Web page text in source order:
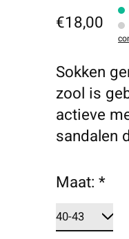
€18,00
Sokken
zool is
actieve
sandalen
Maat:*